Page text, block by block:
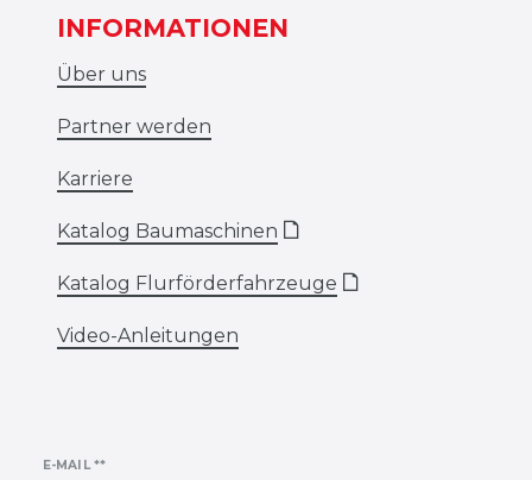
INFORMATIONEN
Über uns
Partner werden
Karriere
Katalog Baumaschinen 🗋
Katalog Flurförderfahrzeuge 🗋
Video-Anleitungen
E-MAIL **
Newsletter